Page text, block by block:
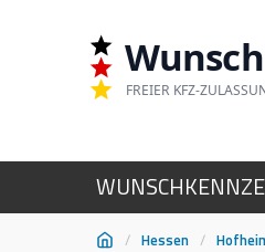
FREIER KFZ-
/ Hessen /